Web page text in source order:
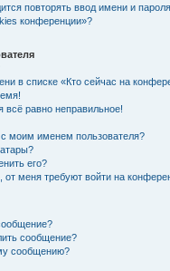
повторять ввод имени и
конференции»?
в списке «Кто сейчас на
всё равно неправильное!
моим именем пользователя?
его?
от меня требуют войти на
сообщение?
сообщению?